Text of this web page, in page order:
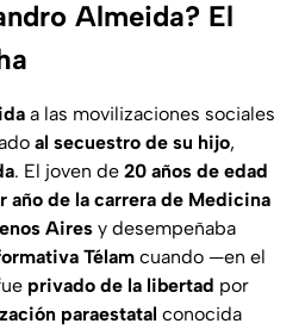
Almeida? El
a las movilizaciones sociales
al secuestro de su hijo,
. El joven de 20 años de edad
año de la carrera de Medicina
Aires y desempeñaba
Télam cuando —en el
privado de la libertad por
paraestatal conocida